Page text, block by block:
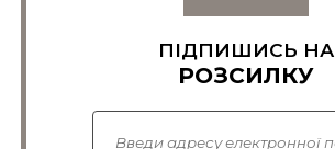
ПІДПИШИСЬ НА
РОЗСИЛКУ